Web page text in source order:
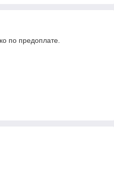
по предоплате.